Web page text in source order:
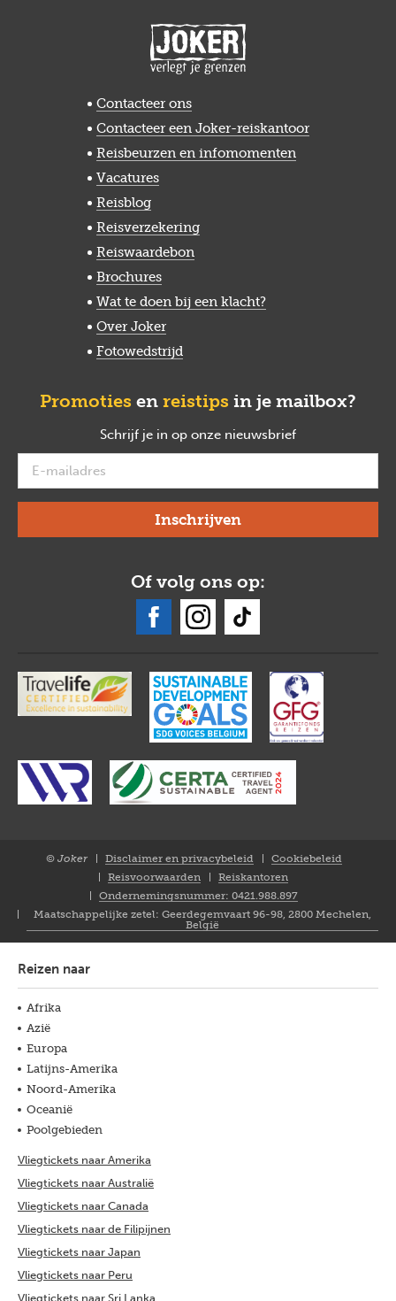
Contacteer ons
Contacteer een Joker-reiskantoor
Reisbeurzen en infomomenten
Vacatures
Reisblog
Reisverzekering
Reiswaardebon
Brochures
Wat te doen bij een klacht?
Over Joker
Fotowedstrijd
Promoties en reistips in je mailbox?
Schrijf je in op onze nieuwsbrief
Of volg ons op:
© Joker
Disclaimer en privacybeleid
Cookiebeleid
Reisvoorwaarden
Reiskantoren
Ondernemingsnummer: 0421.988.897
Maatschappelijke zetel: Geerdegemvaart 96-98, 2800 Mechelen,
België
Reizen naar
Afrika
Azië
Europa
Latijns-Amerika
Noord-Amerika
Oceanië
Poolgebieden
Vliegtickets naar Amerika
Vliegtickets naar Australië
Vliegtickets naar Canada
Vliegtickets naar de Filipijnen
Vliegtickets naar Japan
Vliegtickets naar Peru
Vliegtickets naar Sri Lanka